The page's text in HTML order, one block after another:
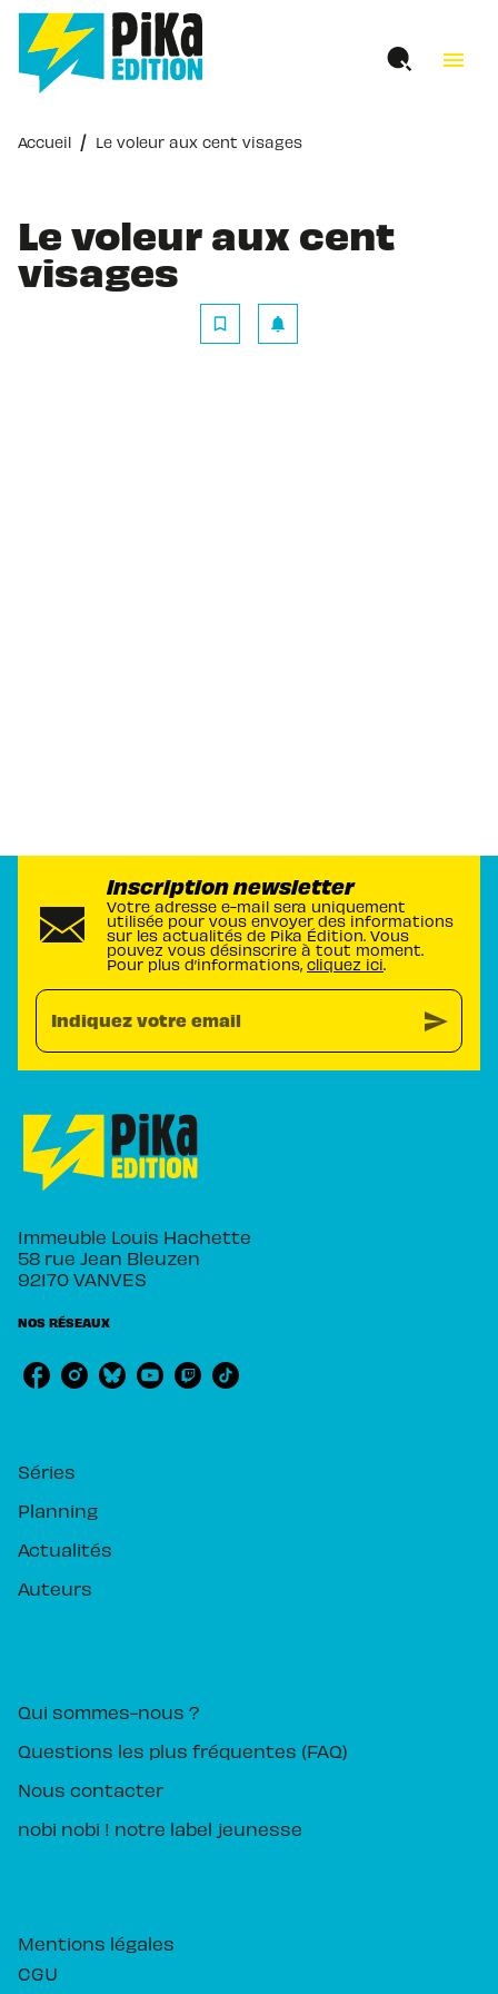
MENU RECHERCHE
PIED DE PAGE
menu
Accueil / Le voleur aux cent visages
Le voleur aux cent
visages
bookmark_border notifications
Inscription newsletter
Votre adresse e-mail sera uniquement
utilisée pour vous envoyer des informations
sur les actualités de Pika Édition. Vous
pouvez vous désinscrire à tout moment.
Pour plus d’informations, cliquez ici.
Indiquez votre email send
Immeuble Louis Hachette
58 rue Jean Bleuzen
92170 VANVES
NOS RÉSEAUX
Séries
Planning
Actualités
Auteurs
Qui sommes-nous ?
Questions les plus fréquentes (FAQ)
Nous contacter
nobi nobi ! notre label jeunesse
Mentions légales
CGU